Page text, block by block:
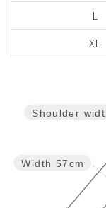
L
XL
Width 57cm
Shoulder